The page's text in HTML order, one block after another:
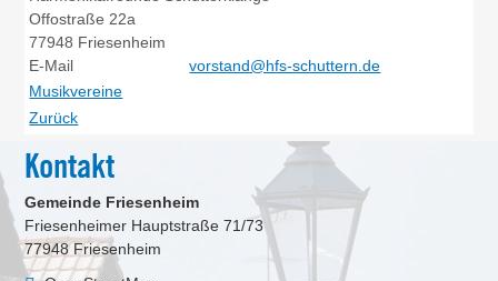
Offostraße 22a
77948 Friesenheim
E-Mail
vorstand@hfs-schuttern.de
Musikvereine
Zurück
Kontakt
Gemeinde Friesenheim
Friesenheimer Hauptstraße 71/73
77948 Friesenheim